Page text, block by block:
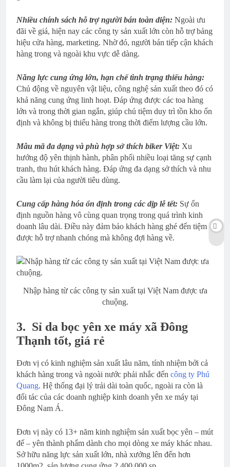
Nhiều chính sách hỗ trợ người bán toàn diện: Ngoài ưu
đãi về giá, hiện nay các công ty sản xuất lớn còn hỗ trợ bảng
hiệu cửa hàng, marketing. Nhờ đó, người bán tiếp cận khách
hàng trong và ngoài khu vực dễ dàng.
Năng lực cung ứng lớn, hạn chế tình trạng thiếu hàng:
Chủ động về nguyên vật liệu, công nghệ sản xuất theo đó có
khả năng cung ứng linh hoạt. Đáp ứng được các toa hàng
lớn và trong thời gian ngắn, giúp chủ tiệm duy trì tồn kho ổn
định và không bị thiếu hàng trong thời điểm lượng cầu lớn.
Mẫu mã đa dạng và phù hợp sở thích biker Việt: Xu
hướng độ yên thịnh hành, phân phối nhiều loại tăng sự cạnh
tranh, thu hút khách hàng. Đáp ứng đa dạng sở thích và nhu
cầu làm lại của người tiêu dùng.
Cung cấp hàng hóa ổn định trong các dịp lễ tết: Sự ổn
định nguồn hàng vô cùng quan trọng trong quá trình kinh
doanh lâu dài. Điều này đảm bảo khách hàng ghé đến tiệm
được hỗ trợ nhanh chóng mà không đợi hàng về.
Nhập hàng từ các công ty sản xuất tại Việt Nam được ưa
chuộng.
3. Sỉ da bọc yên xe máy xã Đông
Thạnh tốt, giá rẻ
Đơn vị có kinh nghiệm sản xuất lâu năm, tính nhiệm bởi cả
khách hàng trong và ngoài nước phải nhắc đến công ty Phú
Quang. Hệ thống đại lý trải dài toàn quốc, ngoài ra còn là
đối tác của các doanh nghiệp kinh doanh yên xe máy tại
Đông Nam Á.
Đơn vị này có 13+ năm kinh nghiệm sản xuất bọc yên – mút
đế – yên thành phẩm dành cho mọi dòng xe máy khác nhau.
Sở hữu năng lực sản xuất lớn, nhà xưởng lên đến hơn